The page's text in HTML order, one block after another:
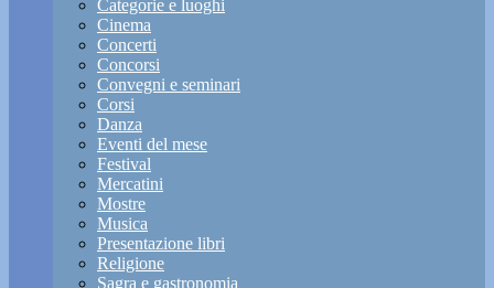
Categorie e luoghi
Cinema
Concerti
Concorsi
Convegni e seminari
Corsi
Danza
Eventi del mese
Festival
Mercatini
Mostre
Musica
Presentazione libri
Religione
Sagra e gastronomia